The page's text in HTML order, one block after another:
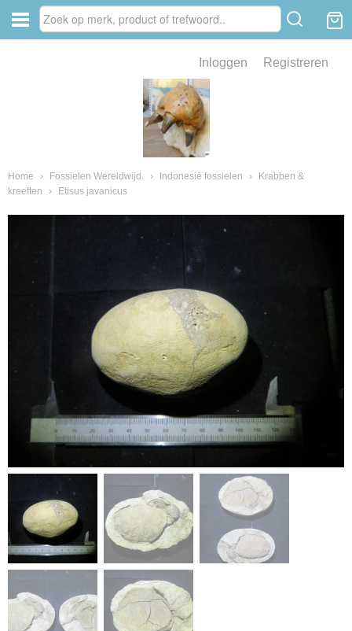
Inloggen Registreren
Home › Fossielen Wereldwijd. › Indonesië fossielen ›
Krabben &
kreeften
› Etisus javanicus
van fossielen en mineralen